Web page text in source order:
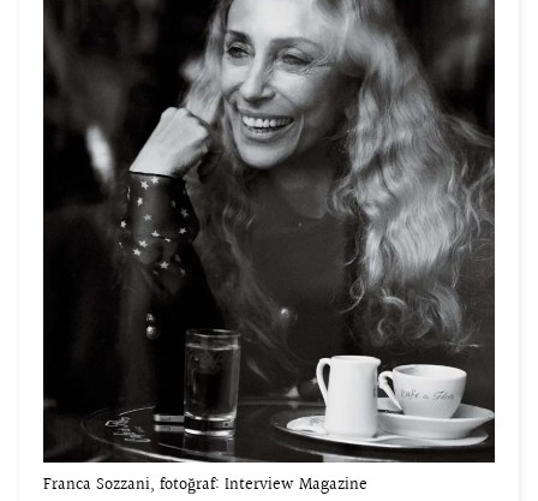
Franca Sozzani, fotoğraf: Interview Magazine